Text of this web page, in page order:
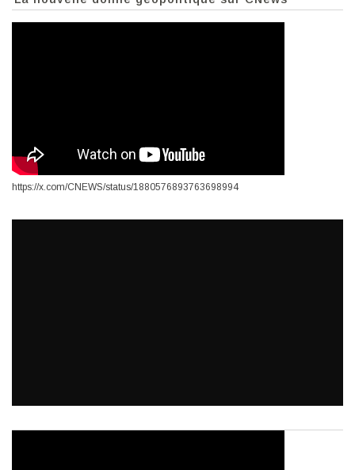
https://x.com/CNEWS/status/1880576893763698994